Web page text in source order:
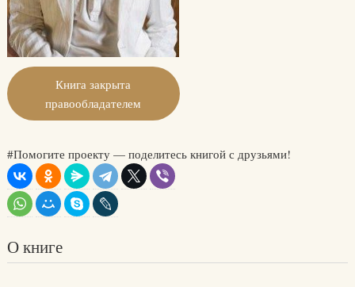
Книга закрыта
правообладателем
#Помогите проекту — поделитесь книгой с друзьями!
О книге